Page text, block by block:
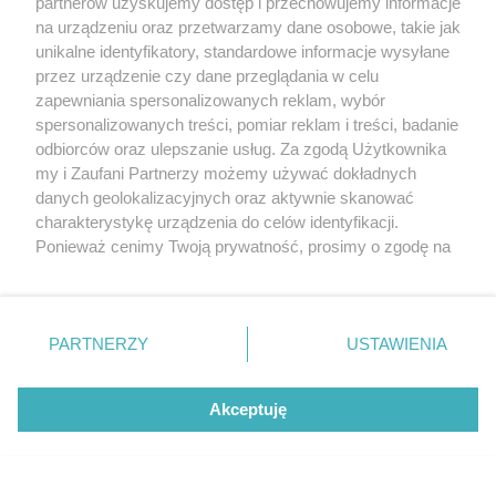
Cytuj IP: 88.220.xx2.xx0 #
Trener _gość 05.11.2024, 10:30
Piłka nozna
Myślę że w Tczewie powinno zainwestować w
łyżwiarstwo figurowe.nie będzie problemu z
dofinansowaniem.
Odpowiedz IP: 31.0.xx5.xx5 #
Ziomal z Tczewa_gość_gość
05.11.2024, 10:43
W tym Tczewie to wszystko zawija się...
na urządzeniu oraz przetwarzamy dane osobowe, takie jak
unikalne identyfikatory, standardowe informacje wysyłane
przez urządzenie czy dane przeglądania w celu
zapewniania spersonalizowanych reklam, wybór
spersonalizowanych treści, pomiar reklam i treści, badanie
odbiorców oraz ulepszanie usług. Za zgodą Użytkownika
my i Zaufani Partnerzy możemy używać dokładnych
danych geolokalizacyjnych oraz aktywnie skanować
charakterystykę urządzenia do celów identyfikacji.
Ponieważ cenimy Twoją prywatność, prosimy o zgodę na
znajdujący się w lewym dolnym rogu strony
. Niektóre
przetwarzaniu. Preferencje będą miały zastosowania tylko
PARTNERZY USTAWIENIA
Akceptuję